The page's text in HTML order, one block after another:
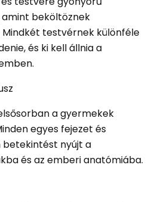
beköltöznek
testvérnek különféle
és ki kell állnia a
a gyermekek
egyes fejezet és
betekintést nyújt a
és az emberi anatómiába.